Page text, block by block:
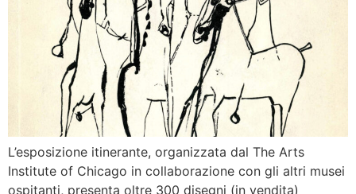
L’esposizione itinerante, organizzata dal The Arts
Institute of Chicago in collaborazione con gli altri musei
ospitanti, presenta oltre 300 disegni (in vendita)